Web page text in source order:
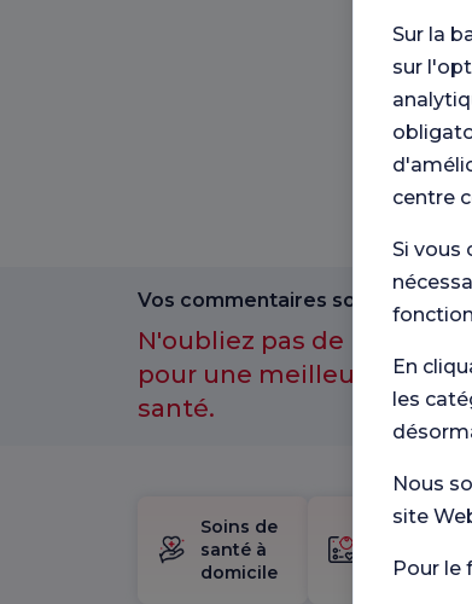
Soins de
santé à
domicile
trousse
naissance
Vos commentaires sont
N'oubliez pas de
pour une meilleure
santé.
Sur la
sur
centre
Si vous
En
les
Nous
site
Pour le